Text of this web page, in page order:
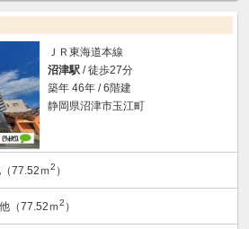
ＪＲ東海道本線
沼津駅 / 徒歩27分
築年 46年 / 6階建
静岡県沼津市玉江町
77.52ｍ2 ）
（77.52ｍ2 ）